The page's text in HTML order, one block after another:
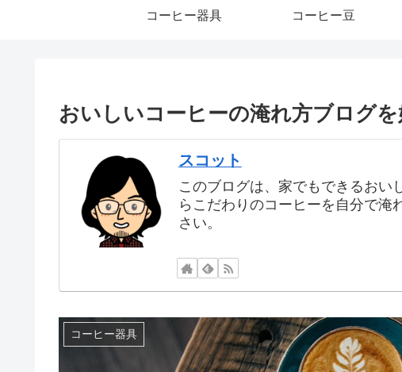
コーヒー器具 コーヒー豆
おいしいコーヒーの淹れ方ブログ
スコット
このブログは、家でもできるおい
らこだわりのコーヒーを自分で淹
さい。
コーヒー器具